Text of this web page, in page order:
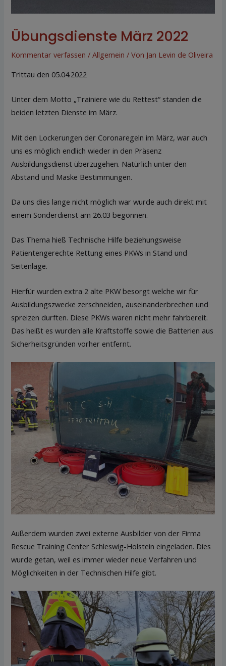
Übungsdienste März 2022
Kommentar verfassen /Allgemein / Von Jan Levin de Oliveira
Trittau den 05.04.2022
Unter dem Motto „Trainiere wie du Rettest“ standen die
beiden letzten Dienste im März.
Mit den Lockerungen der Coronaregeln im März, war auch
uns es möglich endlich wieder in den Präsenz
Ausbildungsdienst überzugehen. Natürlich unter den
Abstand und Maske Bestimmungen.
Da uns dies lange nicht möglich war wurde auch direkt mit
einem Sonderdienst am 26.03 begonnen.
Das Thema hieß Technische Hilfe beziehungsweise
Patientengerechte Rettung eines PKWs in Stand und
Seitenlage.
Hierfür wurden extra 2 alte PKW besorgt welche wir für
Ausbildungszwecke zerschneiden, auseinanderbrechen und
spreizen durften. Diese PKWs waren nicht mehr fahrbereit.
Das heißt es wurden alle Kraftstoffe sowie die Batterien aus
Sicherheitsgründen vorher entfernt.
Außerdem wurden zwei externe Ausbilder von der Firma
Rescue Training Center Schleswig-Holstein eingeladen. Dies
wurde getan, weil es immer wieder neue Verfahren und
Möglichkeiten in der Technischen Hilfe gibt.